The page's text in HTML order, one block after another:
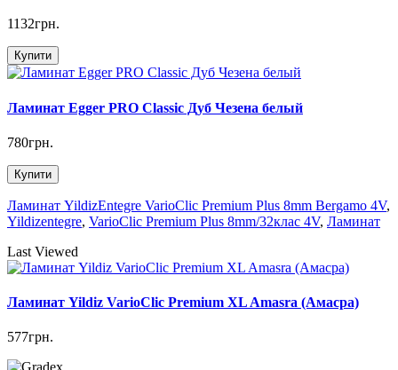
1132грн.
Купити
Ламинат Egger PRO Classic Дуб Чезена белый
780грн.
Купити
Ламинат YildizEntegre VarioClic Premium Plus 8mm Bergamo 4V,
Yildizentegre, VarioClic Premium Plus 8mm/32клас 4V, Ламинат
Last Viewed
Ламинат Yildiz VarioClic Premium XL Amasra (Амасра)
577грн.